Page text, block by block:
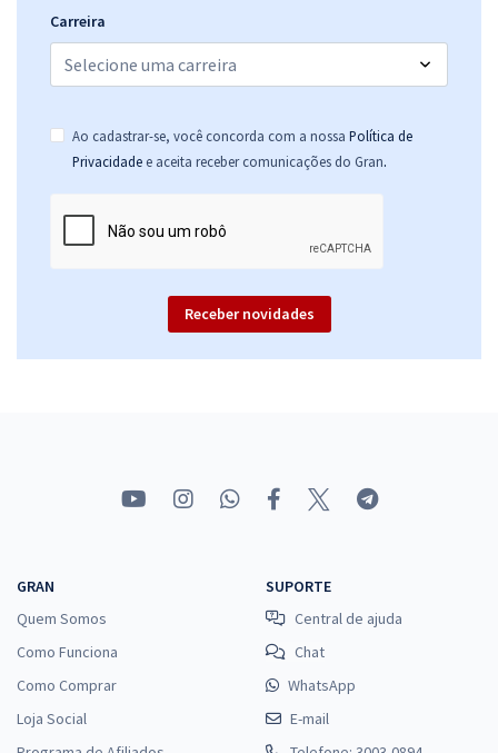
Carreira
Ao cadastrar-se, você concorda com a nossa Política de
Privacidade e aceita receber comunicações do Gran.
Receber novidades
GRAN
Quem Somos
Como Funciona
Como Comprar
Loja Social
SUPORTE
Central de ajuda
Chat
WhatsApp
E-mail